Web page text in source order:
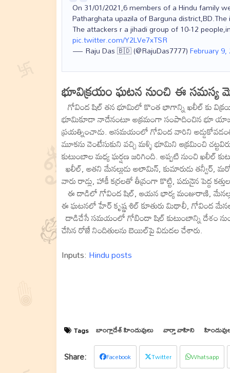
On 31/01/2021,6 members of a Hindu family
Patharghata upazila of Barguna
The attackers r a jihadi group of 10-12
pic.twitter.com/Y2LVe7xTSR
— Raju Das 🇧🇩 (@RajuDas7777)February 9,
భూవిక్రయం ఘటన నుంచి ఈ
గోవింద షిల్ తన భూమిలో కొంత భాగాన్ని ఖలీల్ కు
భూమికూడా నాదేనంటూ అక్రమంగా సంపాదించిన భూ
ప్రయత్నించాడు. ఆసమయంలో గోవింద వారిని
మూకను వెంటేసుకుని వచ్చి మళ్ళి భూమిని ఆక్రమించి
కుటుంబాల మధ్య ఘర్షణ జరిగింది. అప్పటి నుంచి ఖలీల్
ఖలీల్, అతని మేనల్లుడు అలామిన్, కుమారుడు తన్వీర్,
వారు రాడ్లు, హాకీ కర్రలతో తీవ్రంగా కొట్టి, పదునైన పెద్ద
ఈ దాడిలో గోవింద షిల్, ఆయన భార్య మంజురాణి,
ఈ ఘటనలో హేర్ కృష్ణ శిల్ కూతురు మిథాలీ, గోవింద
దాడిచేసే సమయంలో గోబిందా షిల్ కుటుంబాన్ని దేశం
చేసిన రోజే నిందితులను బెయిల్‌పై విడుదల చేశారు.
Inputs: Hindu posts
Tags బాంగ్లాదేశ్ హిందువులు వార్తా వాహిని
Facebook Twitter Whatsapp